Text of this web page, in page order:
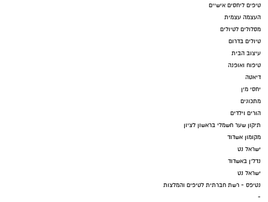
טיפים ליחסים אישיים
העצמה עצמית
מסלולים לטיולים
טיולים בדרום
עיצוב הבית
טיפוח ואופנה
דיאטה
יחסי מין
מתכונים
הורים וילדים
תיקון שער חשמלי בראשון לציון
מקומון אשדוד
ישראל נט
נדל"ן באשדוד
ישראל נט
נטיפס - רשת חברתית לטיפים והמלצות
-